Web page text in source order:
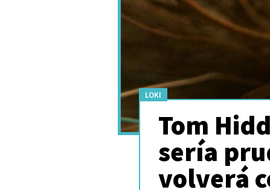
LOKI
Tom
sería
volverá